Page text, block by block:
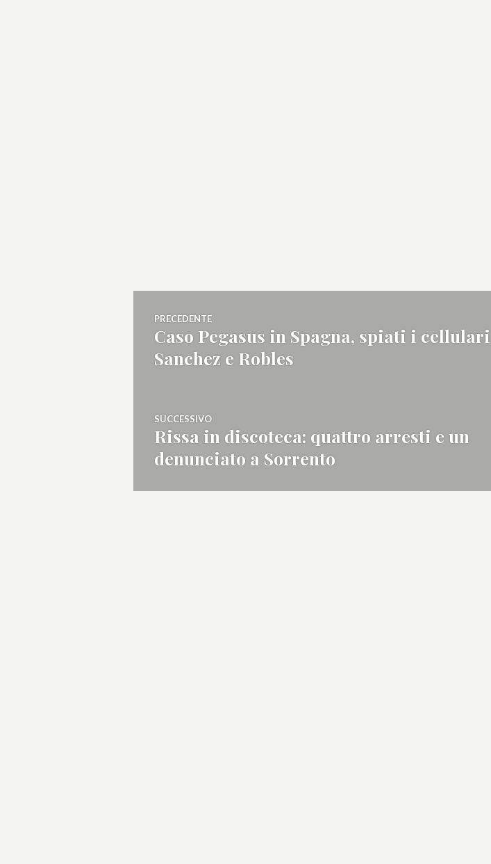
Navigazione
articoli
PRECEDENTE
Articolo
precedente:
Caso Pegasus in Spagna, spiati i
Sanchez e Robles
SUCCESSIVO
Articolo
successivo:
Rissa in discoteca: quattro arresti e un
denunciato a Sorrento